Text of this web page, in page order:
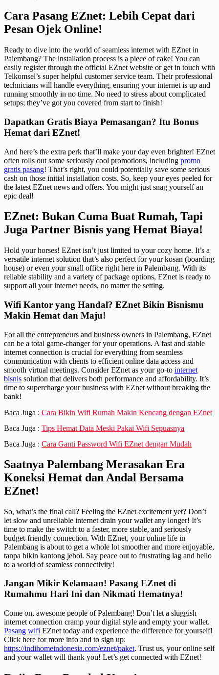
Cara Pasang EZnet: Lebih Cepat dari
Pesan Ojek Online!
Ready to dive into the world of seamless internet with EZnet in
Palembang? The installation process is a piece of cake! You can
easily register through the official EZnet website or get in touch with
Telkomsel’s super helpful customer service team. Their professional
technicians will handle everything, ensuring your internet is up and
running smoothly in no time. No need to stress about complicated
setups; they’ve got you covered from start to finish!
Dapatkan Gratis Biaya Pemasangan? Itu Bonus
Hemat dari EZnet!
And here’s the extra perk that’ll make your day even brighter! EZnet
often rolls out some seriously cool promotions, including promo
gratis pasang! That’s right, you could potentially save some serious
cash on those initial installation costs. So, keep your eyes peeled for
the latest EZnet news and offers. You might just snag yourself an
epic deal!
EZnet: Bukan Cuma Buat Rumah, Tapi
Juga Partner Bisnis yang Hemat Biaya!
Hold your horses! EZnet isn’t just limited to your cozy home. It’s a
versatile internet solution that’s also perfect for your kosan (boarding
house) or even your small office right here in Palembang. With its
reliable stability and a variety of package options, EZnet is ready to
support all your internet needs, no matter the setting.
Wifi Kantor yang Handal? EZnet Bikin Bisnismu
Makin Hemat dan Maju!
For all the entrepreneurs and business owners in Palembang, EZnet
can be a total game-changer for your operations. A fast and stable
internet connection is crucial for everything from seamless
communication with clients to efficient online data access and
smooth virtual meetings. Consider EZnet as your go-to internet
bisnis solution that delivers both performance and affordability. It’s
time to supercharge your business with EZnet without breaking the
bank!
Baca Juga : Cara Bikin Wifi Rumah Makin Kencang dengan EZnet
Baca Juga : Tips Hemat Data Meski Pakai Wifi Sepuasnya
Baca Juga : Cara Ganti Password Wifi EZnet dengan Mudah
Saatnya Palembang Merasakan Era
Koneksi Hemat dan Andal Bersama
EZnet!
So, what’s the final call? Feeling the EZnet excitement yet? Don’t
let slow and unreliable internet drain your wallet any longer! It’s
time to make the switch to a faster, more stable, and seriously
budget-friendly connection. With EZnet, your online life in
Palembang is about to get a whole lot smoother and more enjoyable,
tanpa bikin kantong jebol. Say peace out to frustrating lag and hello
to a world of seamless connectivity!
Jangan Mikir Kelamaan! Pasang EZnet di
Rumahmu Hari Ini dan Nikmati Hematnya!
Come on, awesome people of Palembang! Don’t let a sluggish
internet connection cramp your digital style and empty your wallet.
Pasang wifi EZnet today and experience the difference for yourself!
Click here for more info and to sign up:
https://indihomeindonesia.com/eznet/paket. Trust us, your online self
and your wallet will thank you! Let’s get connected with EZnet!